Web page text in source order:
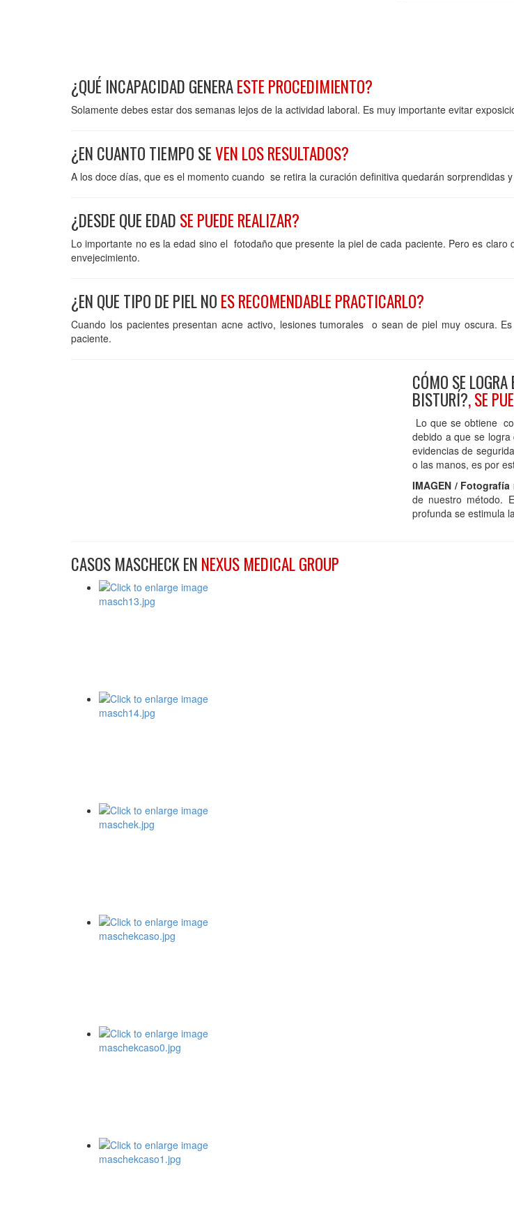
¿QUÉ INCAPACIDAD GENERAESTE PROCEDIMIENTO?
Solamente debes estar dos semanas lejos de la actividad laboral. Es muy importante evitar
¿EN CUANTO TIEMPO SEVEN LOS RESULTADOS?
A los doce días, que es el momento cuando se retira la curación definitiva quedarán sorprendidas
¿DESDE QUE EDAD SE PUEDE REALIZAR?
Lo importante no es la edad sino el fotodaño que presente la piel de cada paciente. Pero es
envejecimiento.
¿EN QUE TIPO DE PIEL NO ES RECOMENDABLE PRACTICARLO?
Cuando los pacientes presentan acne activo, lesiones tumorales o sean de piel muy oscura.
paciente.
CÓMO SE
BISTURÍ?, SE
Lo que se obtiene
debido a que se
evidencias de
o las manos, es por
IMAGEN /
de nuestro método.
profunda se estimula
CASOS MASCHECK EN NEXUS MEDICAL GROUP